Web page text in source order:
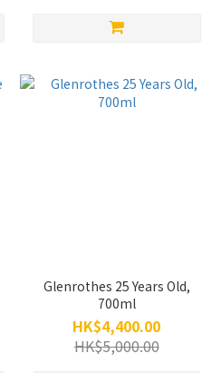
Glenrothes 25 Years Old,
700ml
HK$4,400.00
HK$5,000.00